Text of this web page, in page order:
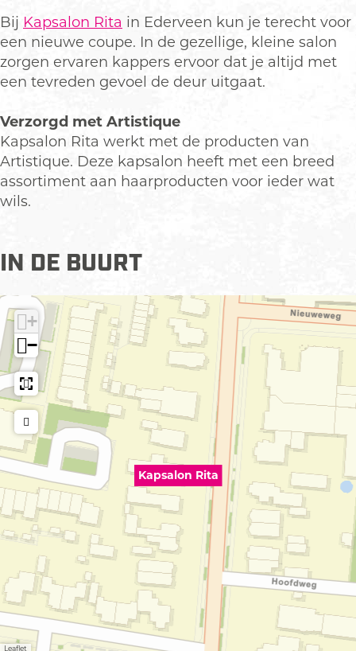
R
i
t
a
o
n
R
i
a
l
o
n
R
t
a
R
i
t
a
a
l
o
n
R
i
t
a
Bij Kapsalon Rita in Ederveen kun je terecht voor
een nieuwe coupe. In de gezellige, kleine salon
zorgen ervaren kappers ervoor dat je altijd met
een tevreden gevoel de deur uitgaat.
Verzorgd met Artistique
Kapsalon Rita werkt met de producten van
Artistique. Deze kapsalon heeft met een breed
assortiment aan haarproducten voor ieder wat
wils.
IN DE BUURT
Kapsalon Rita
+
−
Leaflet